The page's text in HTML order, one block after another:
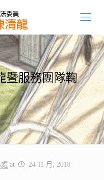
暨服務團隊鞠
at 24 11 月, 2018